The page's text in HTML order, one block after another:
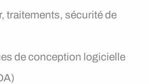
traitements, sécurité de
de conception logicielle